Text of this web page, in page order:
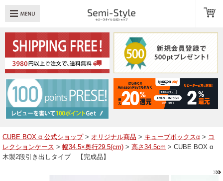
：透明扉 引き出し LED
へ戻る
品一覧
ューブボックスαレイアウト例
CUBE BOX α 公式ショップ> オリジナル商品 > キューブボックスα > コ
レクションケース > 幅34.5×奥行29.5(cm) > 高さ34.5cm > CUBE BOX α
木製2段引き出しタイプ 【完成品】